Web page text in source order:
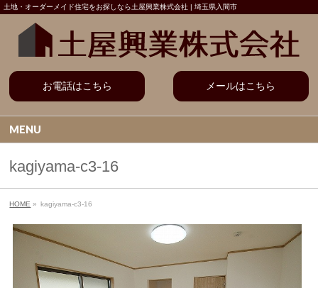
土地・オーダーメイド住宅をお探しなら土屋興業株式会社 | 埼玉県入間市
お電話はこちら メールはこちら
MENU
kagiyama-c3-16
HOME » kagiyama-c3-16